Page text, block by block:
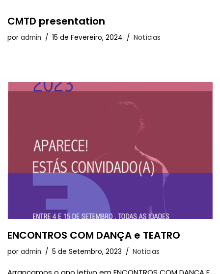
CMTD presentation
por admin 15 de Fevereiro, 2024 Notícias
ENCONTROS COM DANÇA e TEATRO
por admin 5 de Setembro, 2023 Notícias